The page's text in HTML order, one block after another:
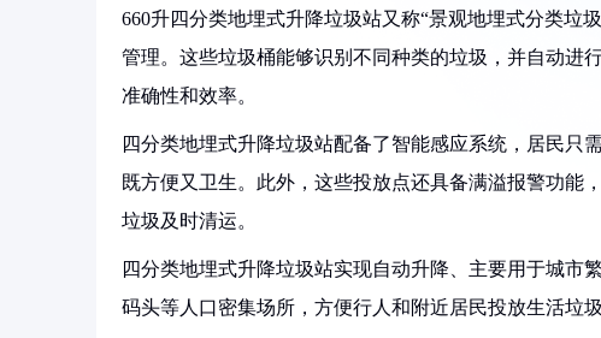
660升四分类地埋式升降垃圾站又称“景观地埋式分类垃
管理。这些垃圾桶能够识别不同种类的垃圾，并自动进
准确性和效率。
四分类地埋式升降垃圾站配备了智能感应系统，居民只
既方便又卫生。此外，这些投放点还具备满溢报警功能
垃圾及时清运。
四分类地埋式升降垃圾站实现自动升降、主要用于城市
码头等人口密集场所，方便行人和附近居民投放生活垃